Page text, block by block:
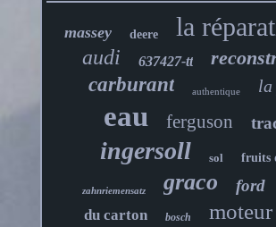
massey deere la
audi 637427-tt
carburant
authentique la
eau ferguson
ingersoll sol fruits
zahnriemensatz graco ford
du carton bosch moteur